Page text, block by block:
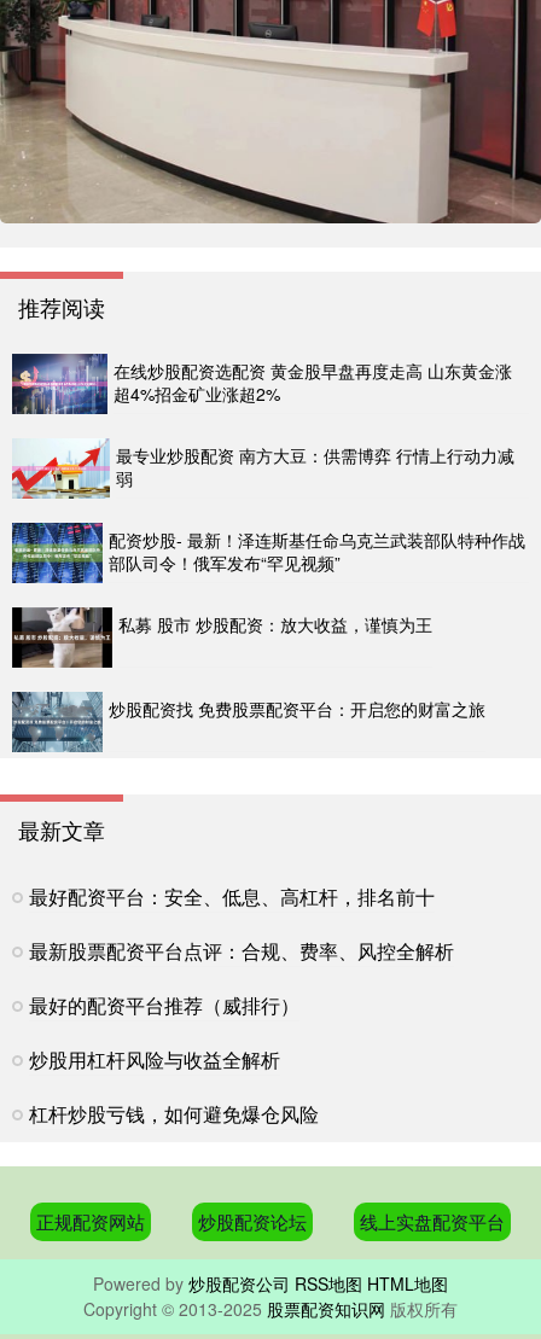
推荐阅读
在线炒股配资选配资 黄金股早盘再度走高 山东黄金涨
超4%招金矿业涨超2%
最专业炒股配资 南方大豆：供需博弈 行情上行动力减
弱
配资炒股- 最新！泽连斯基任命乌克兰武装部队特种作战
部队司令！俄军发布“罕见视频”
私募 股市 炒股配资：放大收益，谨慎为王
炒股配资找 免费股票配资平台：开启您的财富之旅
最新文章
最好配资平台：安全、低息、高杠杆，排名前十
最新股票配资平台点评：合规、费率、风控全解析
最好的配资平台推荐（威排行）
炒股用杠杆风险与收益全解析
杠杆炒股亏钱，如何避免爆仓风险
正规配资网站 炒股配资论坛 线上实盘配资平台
Powered by 炒股配资公司 RSS地图 HTML地图
Copyright © 2013-2025 股票配资知识网 版权所有